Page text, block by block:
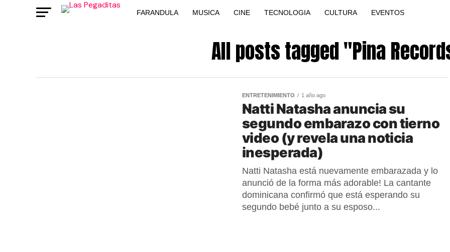
FARANDULA MUSICA CINE TECNOLOGIA CULTURA EVENTOS
All posts tagged "Pina
ENTRETENIMIENTO 1 año ago
Natti Natasha anuncia su
segundo embarazo con tierno
video (y revela una noticia
inesperada)
Natti Natasha está nuevamente embarazada y lo
anunció de la forma más adorable! La cantante
dominicana confirmó que está esperando su
segundo bebé junto a su esposo...